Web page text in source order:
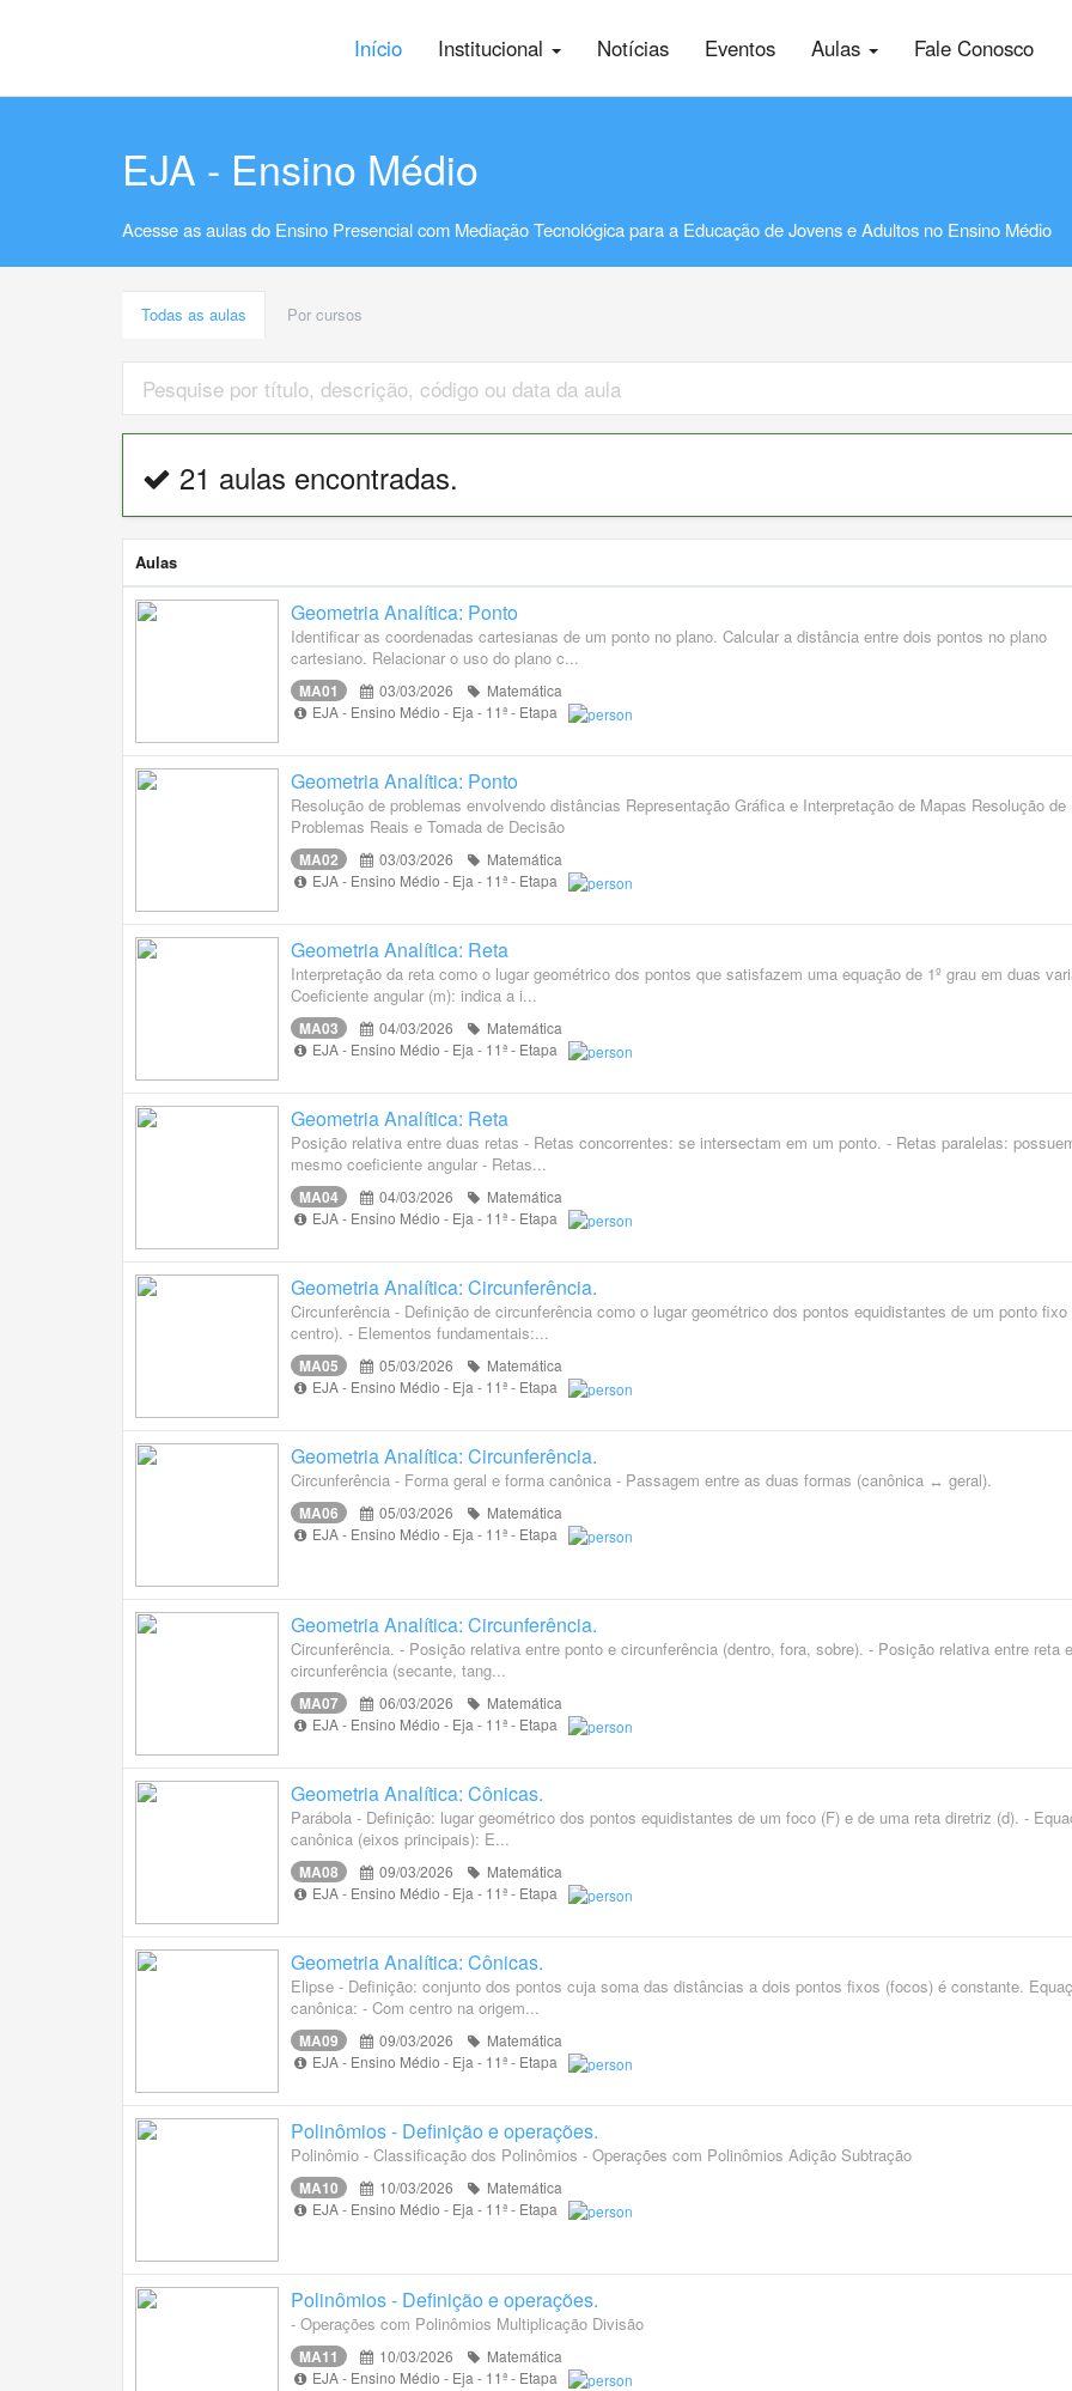
Início Institucional Notícias Eventos Aulas Fale Conosco
EJA - Ensino Médio
Acesse as aulas do Ensino Presencial com Mediação Tecnológica para a Educação de Jovens e Adultos no Ensino Médio
Todas as aulas Por cursos
21 aulas encontradas.
Aulas
Geometria Analítica: Ponto
Identificar as coordenadas cartesianas de um ponto no plano. Calcular a distância entre dois pontos no plano
cartesiano. Relacionar o uso do plano c...
MA01 03/03/2026
Matemática
EJA - Ensino Médio - Eja - 11ª - Etapa
Geometria Analítica: Ponto
Resolução de problemas envolvendo distâncias Representação Gráfica e Interpretação de Mapas Resolução de
Problemas Reais e Tomada de Decisão
MA02 03/03/2026
Matemática
EJA - Ensino Médio - Eja - 11ª - Etapa
Geometria Analítica: Reta
Interpretação da reta como o lugar geométrico dos pontos que satisfazem uma equação de 1º grau em duas
Coeficiente angular (m): indica a i...
MA03 04/03/2026
Matemática
EJA - Ensino Médio - Eja - 11ª - Etapa
Geometria Analítica: Reta
Posição relativa entre duas retas - Retas concorrentes: se intersectam em um ponto. - Retas paralelas:
mesmo coeficiente angular - Retas...
MA04 04/03/2026
Matemática
EJA - Ensino Médio - Eja - 11ª - Etapa
Geometria Analítica: Circunferência.
Circunferência - Definição de circunferência como o lugar geométrico dos pontos equidistantes de um ponto fixo
centro). - Elementos fundamentais:...
MA05 05/03/2026
Matemática
EJA - Ensino Médio - Eja - 11ª - Etapa
Geometria Analítica: Circunferência.
Circunferência - Forma geral e forma canônica - Passagem entre as duas formas (canônica ↔ geral).
MA06 05/03/2026
Matemática
EJA - Ensino Médio - Eja - 11ª - Etapa
Geometria Analítica: Circunferência.
Circunferência. - Posição relativa entre ponto e circunferência (dentro, fora, sobre). - Posição relativa entre reta e
circunferência (secante, tang...
MA07 06/03/2026
Matemática
EJA - Ensino Médio - Eja - 11ª - Etapa
Geometria Analítica: Cônicas.
Parábola - Definição: lugar geométrico dos pontos equidistantes de um foco (F) e de uma reta diretriz (d). -
canônica (eixos principais): E...
MA08 09/03/2026
Matemática
EJA - Ensino Médio - Eja - 11ª - Etapa
Geometria Analítica: Cônicas.
Elipse - Definição: conjunto dos pontos cuja soma das distâncias a dois pontos fixos (focos) é constante.
canônica: - Com centro na origem...
MA09 09/03/2026
Matemática
EJA - Ensino Médio - Eja - 11ª - Etapa
Polinômios - Definição e operações.
Polinômio - Classificação dos Polinômios - Operações com Polinômios Adição Subtração
MA10 10/03/2026
Matemática
EJA - Ensino Médio - Eja - 11ª - Etapa
Polinômios - Definição e operações.
- Operações com Polinômios Multiplicação Divisão
MA11 10/03/2026
Matemática
EJA - Ensino Médio - Eja - 11ª - Etapa